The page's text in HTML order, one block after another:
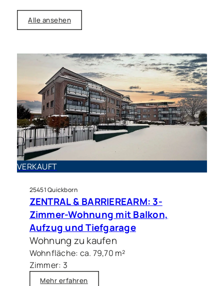
Wohnung zu kaufen in
Quickborn
Erdgeschoss-Wohnung mit
Wintergarten am Quickborner
Stadtwald
Alle ansehen
VERKAUFT
25451 Quickborn
ZENTRAL & BARRIEREARM: 3-
Zimmer-Wohnung mit Balkon,
Aufzug und Tiefgarage
Wohnung zu kaufen
Wohnfläche: ca. 79,70 m²
Zimmer: 3
Mehr erfahren